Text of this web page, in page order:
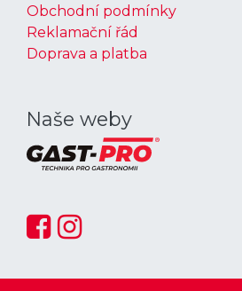
Obchodní podmínky
Reklamační řád
Doprava a platba
Naše weby